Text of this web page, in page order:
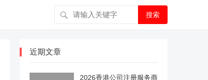
搜索
近期文章
2026香港公司注册服务商